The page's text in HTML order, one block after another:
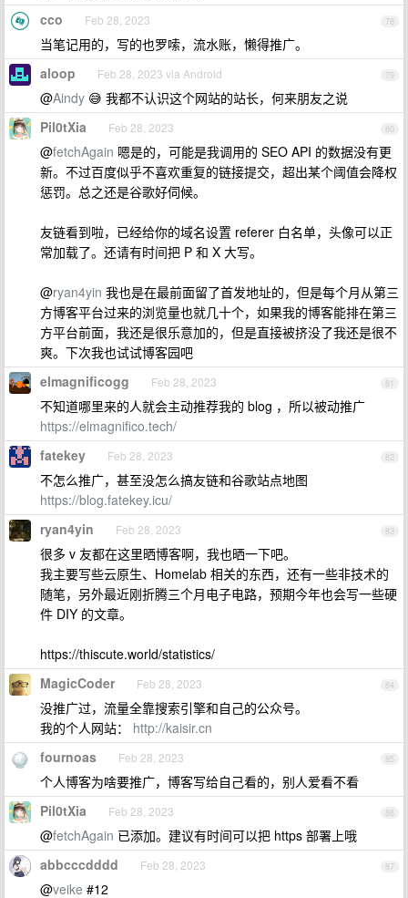
78
cco Feb 28, 2023
当笔记用的，写的也罗嗦，流水账，懒得推广。
79
aloop Feb 28, 2023 via Android
@Aindy 😅 我都不认识这个网站的站长，何来朋友之说
80
Pil0tXia Feb 28, 2023
@fetchAgain 嗯是的，可能是我调用的 SEO API 的数据没有更
新。不过百度似乎不喜欢重复的链接提交，超出某个阈值会降权
惩罚。总之还是谷歌好伺候。
友链看到啦，已经给你的域名设置 referer 白名单，头像可以正
常加载了。还请有时间把 P 和 X 大写。
@ryan4yin 我也是在最前面留了首发地址的，但是每个月从第三
方博客平台过来的浏览量也就几十个，如果我的博客能排在第三
方平台前面，我还是很乐意加的，但是直接被挤没了我还是很不
爽。下次我也试试博客园吧
81
elmagnificogg Feb 28, 2023
不知道哪里来的人就会主动推荐我的 blog ，所以被动推广
https://elmagnifico.tech/
82
fatekey Feb 28, 2023
不怎么推广，甚至没怎么搞友链和谷歌站点地图
https://blog.fatekey.icu/
83
ryan4yin Feb 28, 2023
很多 v 友都在这里晒博客啊，我也晒一下吧。
我主要写些云原生、Homelab 相关的东西，还有一些非技术的
随笔，另外最近刚折腾三个月电子电路，预期今年也会写一些硬
件 DIY 的文章。
https://thiscute.world/statistics/
84
MagicCoder Feb 28, 2023
没推广过，流量全靠搜索引擎和自己的公众号。
我的个人网站： http://kaisir.cn
85
fournoas Feb 28, 2023
个人博客为啥要推广，博客写给自己看的，别人爱看不看
86
Pil0tXia Feb 28, 2023
@fetchAgain 已添加。建议有时间可以把 https 部署上哦
87
abbcccdddd Feb 28, 2023
@veike #12